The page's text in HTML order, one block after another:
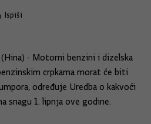
Ispiši
(Hina) - Motorni benzini i dizelska
crpkama morat će biti
određuje Uredba o kakvoći
snagu 1. lipnja ove godine.